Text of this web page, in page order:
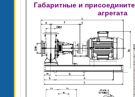
Габаритные и
агрегата